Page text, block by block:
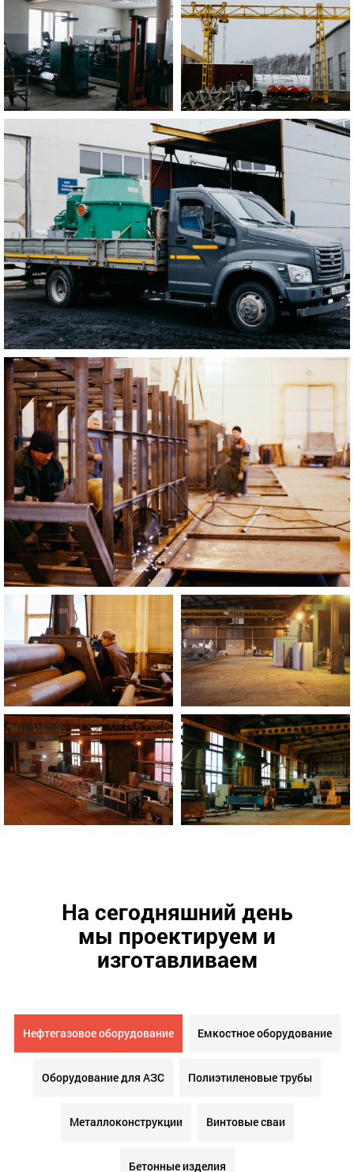
На сегодняшний день
мы проектируем и
изготавливаем
Нефтегазовое оборудование Емкостное оборудование
Оборудование для АЗС Полиэтиленовые трубы
Металлоконструкции Винтовые сваи
Бетонные изделия